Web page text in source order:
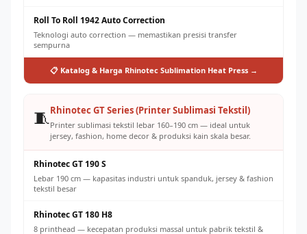
Roll To Roll 1942 Auto Correction
Teknologi auto correction — memastikan presisi transfer
sempurna
📋 Katalog & Harga Rhinotec Sublimation Heat Press →
🧵Rhinotec GT Series (Printer Sublimasi Tekstil)
Printer sublimasi tekstil lebar 160–190 cm — ideal untuk
jersey, fashion, home decor & produksi kain skala besar.
Rhinotec GT 190 S
Lebar 190 cm — kapasitas industri untuk spanduk, jersey & fashion
tekstil besar
Rhinotec GT 180 H8
8 printhead — kecepatan produksi massal untuk pabrik tekstil &